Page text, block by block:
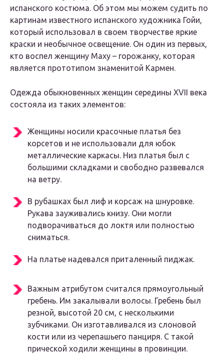
испанского костюма. Об этом мы можем судить по
картинам известного испанского художника Гойи,
который использовал в своем творчестве яркие
краски и необычное освещение. Он один из первых,
кто воспел женщину Маху – горожанку, которая
является прототипом знаменитой Кармен.
Одежда обыкновенных женщин середины XVII века
состояла из таких элементов:
Женщины носили красочные платья без
корсетов и не использовали для юбок
металлические каркасы. Низ платья был с
большими складками и свободно развевался
на ветру.
В рубашках был лиф и корсаж на шнуровке.
Рукава зауживались книзу. Они могли
подворачиваться до локтя или полностью
сниматься.
На платье надевался приталенный пиджак.
Важным атрибутом считался прямоугольный
гребень. Им закалывали волосы. Гребень был
резной, высотой 20 см, с несколькими
зубчиками. Он изготавливался из слоновой
кости или из черепашьего панциря. С такой
прической ходили женщины в провинции.